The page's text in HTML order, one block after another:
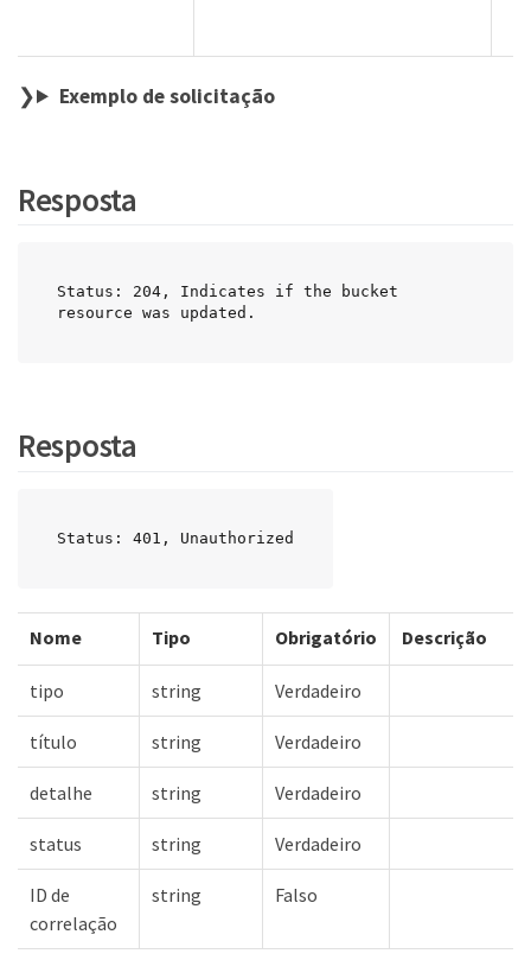
Exemplo de solicitação
Resposta
Status: 204, Indicates if the bucket
resource was updated.
Resposta
Status: 401, Unauthorized
Nome Tipo Obrigatório Descrição
tipo string Verdadeiro
título string Verdadeiro
detalhe string Verdadeiro
status string Verdadeiro
ID de
correlação
string Falso